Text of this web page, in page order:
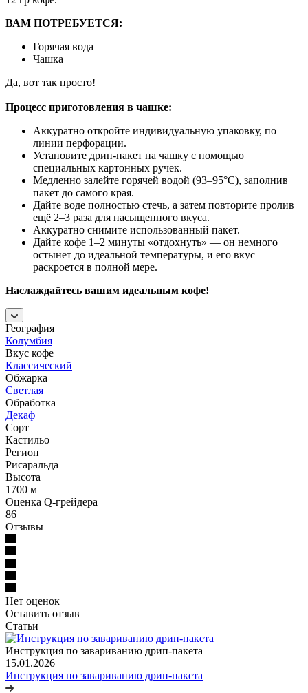
ВАМ ПОТРЕБУЕТСЯ:
Горячая вода
Чашка
Да, вот так просто!
Процесс приготовления в чашке:
Аккуратно откройте индивидуальную упаковку, по
линии перфорации.
Установите дрип-пакет на чашку с помощью
специальных картонных ручек.
Медленно залейте горячей водой (93–95°C), заполнив
пакет до самого края.
Дайте воде полностью стечь, а затем повторите пролив
ещё 2–3 раза для насыщенного вкуса.
Аккуратно снимите использованный пакет.
Дайте кофе 1–2 минуты «отдохнуть» — он немного
остынет до идеальной температуры, и его вкус
раскроется в полной мере.
Наслаждайтесь вашим идеальным кофе!
География
Колумбия
Вкус кофе
Классический
Обжарка
Светлая
Обработка
Декаф
Сорт
Кастильо
Регион
Рисаральда
Высота
1700 м
Оценка Q-грейдера
86
Отзывы
Нет оценок
Оставить отзыв
Статьи
Инструкция по завариванию дрип-пакета —
15.01.2026
Инструкция по завариванию дрип-пакета